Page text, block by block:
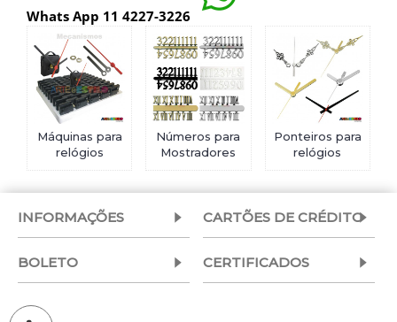
Whats App 11 4227-3226
Máquinas para
relógios
Números para
Mostradores
Ponteiros para
relógios
INFORMAÇÕES CARTÕES DE CRÉDITO
BOLETO CERTIFICADOS